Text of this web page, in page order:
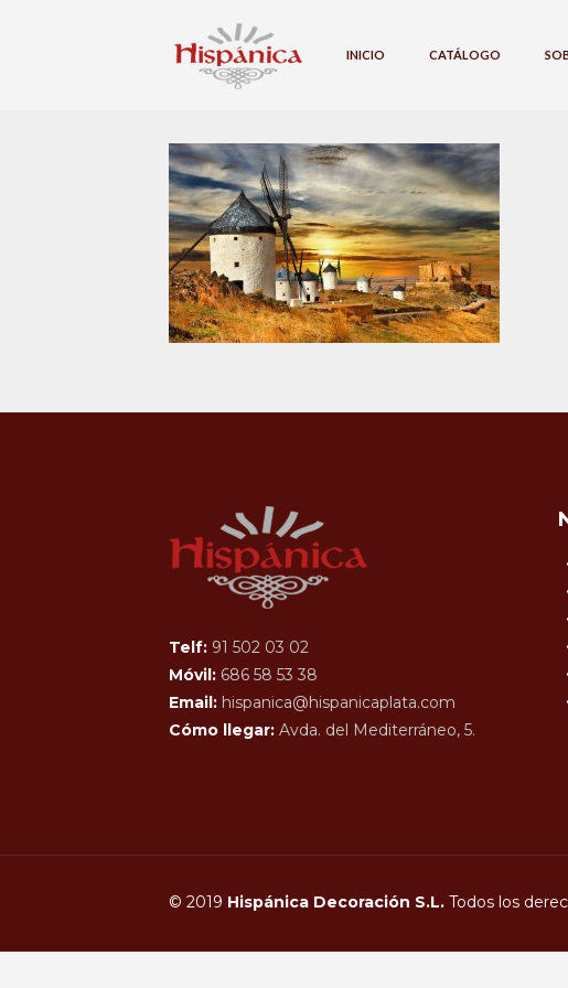
INICIO CATÁLOGO
Telf: 91 502 03 02
Móvil: 686 58 53 38
Email: hispanica@hispanicaplata.com
Cómo llegar: Avda. del Mediterráneo, 5.
© 2019 Hispánica Decoración S.L.Todos los